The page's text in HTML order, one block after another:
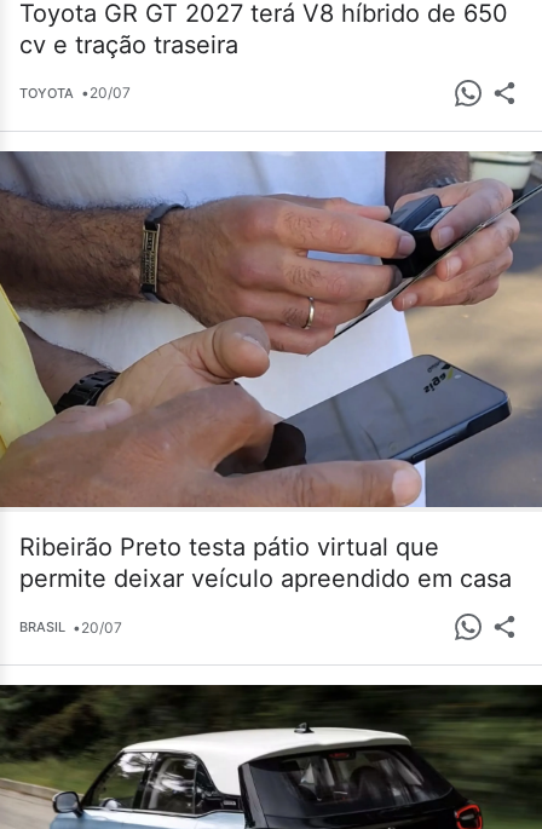
Toyota GR GT 2027 terá V8 híbrido de 650
cv e tração traseira
TOYOTA •20/07
Ribeirão Preto testa pátio virtual que
permite deixar veículo apreendido em casa
BRASIL •20/07